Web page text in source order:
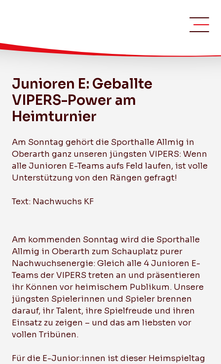
Junioren E: Geballte
VIPERS-Power am
Heimturnier
Am Sonntag gehört die Sporthalle Allmig in
Oberarth ganz unseren jüngsten VIPERS: Wenn
alle Junioren E-Teams aufs Feld laufen, ist volle
Unterstützung von den Rängen gefragt!
Text: Nachwuchs KF
Am kommenden Sonntag wird die Sporthalle
Allmig in Oberarth zum Schauplatz purer
Nachwuchsenergie: Gleich alle 4 Junioren E-
Teams der VIPERS treten an und präsentieren
ihr Können vor heimischem Publikum. Unsere
jüngsten Spielerinnen und Spieler brennen
darauf, ihr Talent, ihre Spielfreude und ihren
Einsatz zu zeigen – und das am liebsten vor
vollen Tribünen.
Für die E-Junior:innen ist dieser Heimspieltag